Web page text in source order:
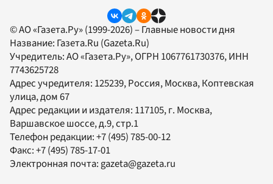
© АО «Газета.Ру» (1999-2026) – Главные новости дня
Название: Газета.Ru (Gazeta.Ru)
Учредитель:АО «Газета.Ру», ОГРН 1067761730376, ИНН
7743625728
Адрес учредителя: 125239, Россия, Москва, Коптевская
улица, дом 67
Адрес редакции и издателя: 117105, г. Москва,
Варшавское шоссе, д.9, стр.1
Телефон редакции:+7 (495) 785-00-12
Факс:+7 (495) 785-17-01
Электронная почта:gazeta@gazeta.ru